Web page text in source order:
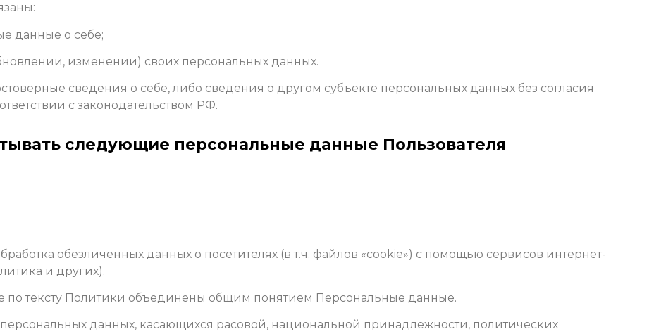
данные о себе;
изменении) своих персональных данных.
сведения о себе, либо сведения о другом субъекте персональных данных без согласия
с законодательством РФ.
следующие персональные данные Пользователя
обезличенных данных о посетителях (в т.ч. файлов «cookie») с помощью сервисов интернет-
и других).
тексту Политики объединены общим понятием Персональные данные.
данных, касающихся расовой, национальной принадлежности, политических